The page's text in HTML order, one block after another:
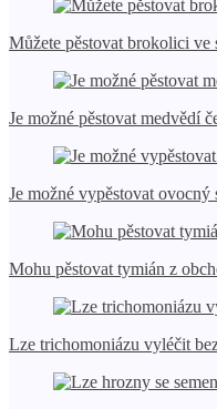
Můžete pěstovat brokolici ve
Je možné pěstovat medvědí
Je možné vypěstovat ovocný
Mohu pěstovat tymián z
Lze trichomoniázu vyléčit